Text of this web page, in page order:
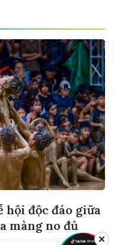
hội độc đáo giữa
màng no đủ
✕